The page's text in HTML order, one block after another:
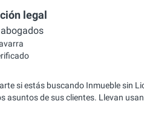
legal
si estás buscando Inmueble sin
asuntos de sus clientes. Llevan